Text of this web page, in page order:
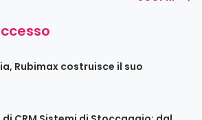
Rubimax costruisce il suo